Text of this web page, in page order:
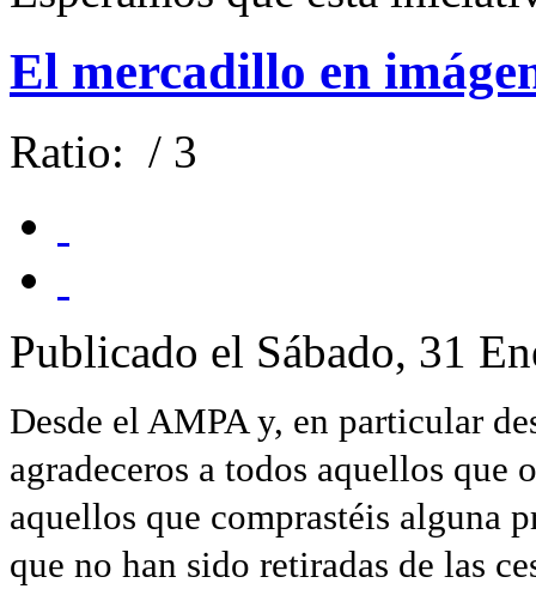
El mercadillo en
Ratio: / 3
Publicado el Sábado, 31
Desde el AMPA y, en particular
agradeceros a todos aquellos que
aquellos que comprastéis alguna
que no han sido retiradas de las